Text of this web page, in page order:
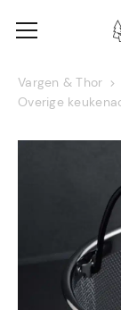
Vargen & Thor
Overige